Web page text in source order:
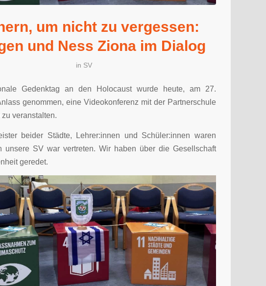
um nicht zu vergessen:
und Ness Ziona im Dialog
in SV
Gedenktag an den Holocaust wurde heute, am 27.
genommen, eine Videokonferenz mit der Partnerschule
veranstalten.
beider Städte, Lehrer:innen und Schüler:innen waren
unsere SV war vertreten. Wir haben über die Gesellschaft
geredet.